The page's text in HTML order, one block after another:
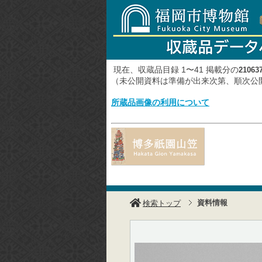
現在、収蔵品目録 1〜41 掲載分の
（未公開資料は準備が出来次第、順次
所蔵品画像の利用について
検索トップ 資料情報